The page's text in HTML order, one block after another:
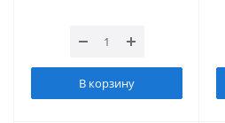
В корзину